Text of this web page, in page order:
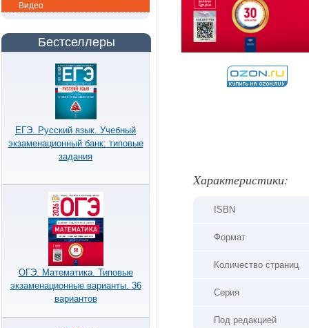
Видео
Бестселлеры
ЕГЭ. Русский язык. Учебный
экзаменационный банк: типовые
задания
ОГЭ. Математика. Типовые
экзаменационные варианты. 36
вариантов
Xарактеристики:
ISBN
Формат
Количество страниц
Серия
Под редакцией